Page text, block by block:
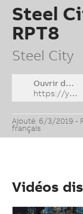
Steel
RPT8
Steel City
Ouvrir dans YouTube
https://youtu.be/Pw34uJ2XAKA
Ajouté: 6/3/2019 -
français
Vidéos